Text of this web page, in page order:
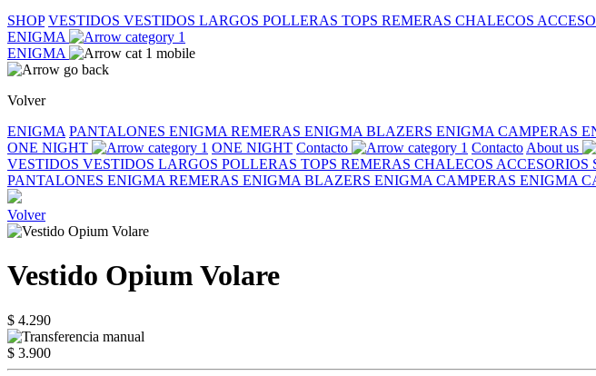
SHOP VESTIDOS VESTIDOS LARGOS POLLERAS TOPS REMERAS CHALECOS
ENIGMA
ENIGMA
Volver
ENIGMA PANTALONES ENIGMA REMERAS ENIGMA BLAZERS ENIGMA CAMPERAS
ONE NIGHT
ONE NIGHT Contacto Contacto About us
VESTIDOS VESTIDOS LARGOS POLLERAS TOPS REMERAS CHALECOS ACCESORIOS
PANTALONES ENIGMA REMERAS ENIGMA BLAZERS ENIGMA CAMPERAS ENIGMA
Volver
Vestido Opium Volare
$ 4.290
$ 3.900